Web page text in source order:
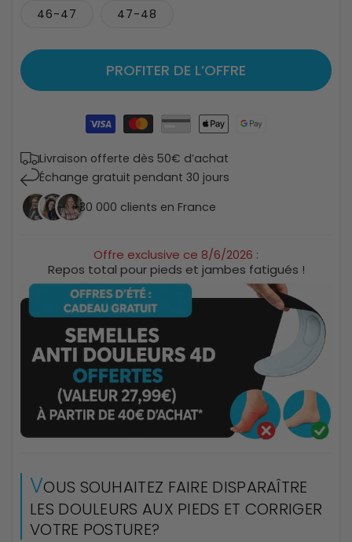
46-47 47-48
PROFITER DE L’OFFRE
Livraison offerte dès 50€ d’achat
Échange gratuit pendant 30 jours
+30 000 clients en France
Offre exclusive ce 8/6/2026 :
Repos total pour pieds et jambes fatigués !
VOUS SOUHAITEZ FAIRE DISPARAÎTRE
LES DOULEURS AUX PIEDS ET CORRIGER
VOTRE POSTURE?